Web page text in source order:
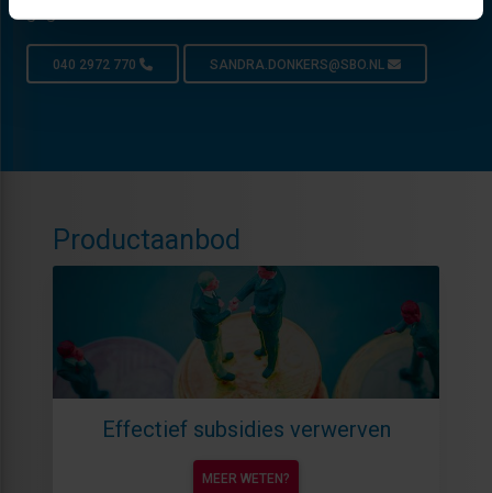
040 2972 770 SANDRA.DONKERS@SBO.NL
Productaanbod
Effectief subsidies verwerven
MEER WETEN?